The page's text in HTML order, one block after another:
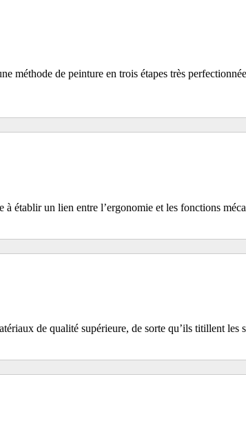
méthode de peinture en trois étapes très
établir un lien entre l’ergonomie et les fonctions
de qualité supérieure, de sorte qu’ils titillent les